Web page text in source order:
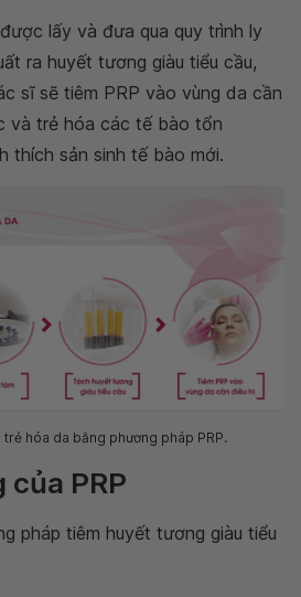
lấy và đưa qua quy trình ly
ra huyết tương giàu tiểu cầu,
sĩ sẽ tiêm PRP vào vùng da cần
và trẻ hóa các tế bào tổn
thích sản sinh tế bào mới.
hóa da bằng phương pháp PRP.
của PRP
pháp tiêm huyết tương giàu tiểu